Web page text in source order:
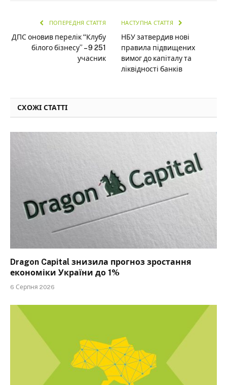
ПОПЕРЕДНЯ СТАТТЯ
ДПС оновив перелік “Клубу
білого бізнесу” – 9 251
учасник
НАСТУПНА СТАТТЯ
НБУ затвердив нові
правила підвищених
вимог до капіталу та
ліквідності банків
СХОЖІ СТАТТІ
Dragon Capital знизила прогноз зростання
економіки України до 1%
6 Серпня 2026